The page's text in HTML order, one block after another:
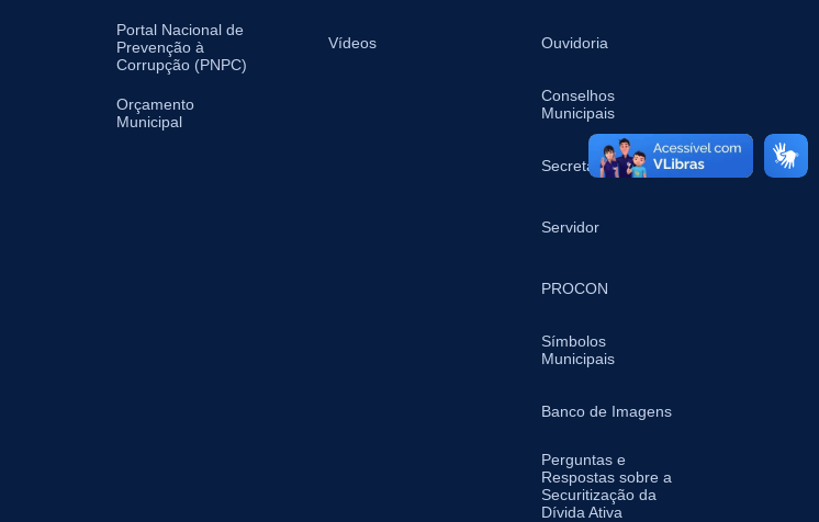
Portal Nacional de
Prevenção à
Corrupção (PNPC)
Orçamento
Municipal
Vídeos Ouvidoria
Conselhos
Municipais
Secretarias
Servidor
PROCON
Símbolos
Municipais
Banco de Imagens
Perguntas e
Respostas sobre a
Securitização da
Dívida Ativa